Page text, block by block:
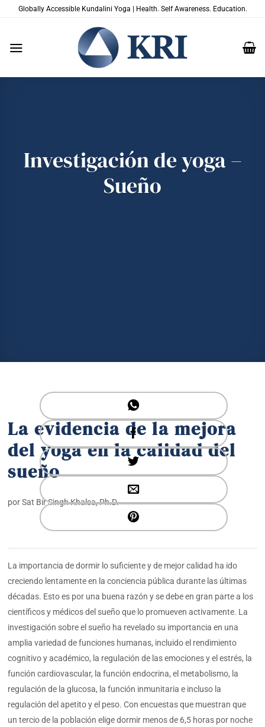
SaltarGlobally Accessible Kundalini Yoga | Health. Self Awareness. Education.
Investigación de yoga –
Sueño
La evidencia de la mejora
del yoga en la calidad del
sueño
por Sat Bir Singh Khalsa, Ph.D.
La importancia de dormir lo suficiente y de mejor calidad ha ido
creciendo lentamente en la conciencia pública durante las últimas
décadas. Esto es por una buena razón y se debe en gran parte a los
científicos y médicos del sueño que lo promueven activamente. La
investigación sobre el sueño ha revelado su importancia en una
amplia variedad de funciones humanas, incluido el rendimiento
cognitivo y académico, la regulación de las emociones y el estrés, la
función cardiovascular, la función endocrina, el metabolismo, la
regulación de la glucosa, la función inmunitaria e incluso la
regulación del apetito y el peso. Con encuestas que muestran que
un tercio de la población elige dormir menos de 6,5 horas por noche